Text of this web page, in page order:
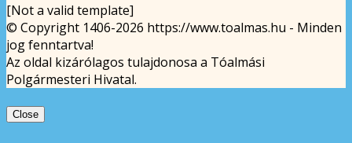
[Not a valid template]
© Copyright 1406-2026 https://www.toalmas.hu - Minden
jog fenntartva!
Az oldal kizárólagos tulajdonosa a Tóalmási
Polgármesteri Hivatal.
Close